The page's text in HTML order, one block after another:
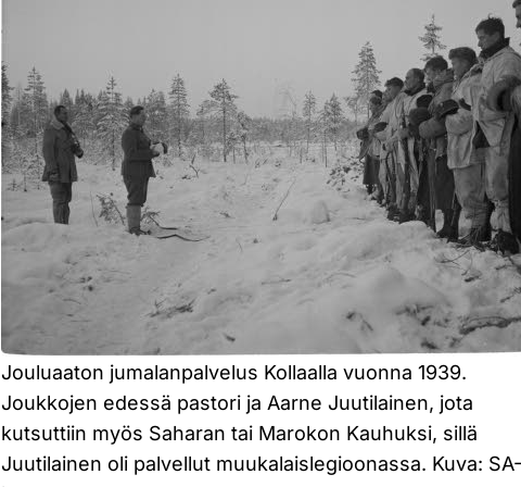
Jouluaaton jumalanpalvelus Kollaalla vuonna 1939.
Joukkojen edessä pastori ja Aarne Juutilainen, jota
kutsuttiin myös Saharan tai Marokon Kauhuksi, sillä
Juutilainen oli palvellut muukalaislegioonassa. Kuva: SA-